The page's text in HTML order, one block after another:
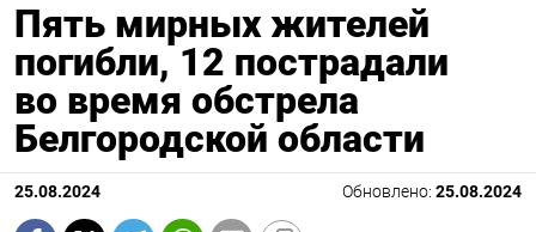
Пять мирных жителей
погибли, 12 пострадали
во время обстрела
Белгородской области
25.08.2024 Обновлено: 25.08.2024